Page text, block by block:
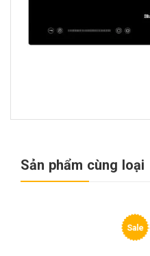
Sản phẩm cùng loại
Sale